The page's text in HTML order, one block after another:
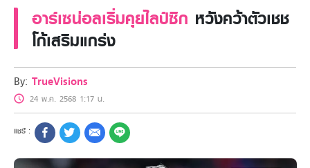
NOW Muay Thai
แพ็กเกจทรูวิชันส์นาวทั้งหมด
เคเบิลและจานดาวเทียม
สิทธิพิเศษ
สิทธิพิเศษลูกค้าทรูวิชั่นส์
Showtime
HoReCa
แพ็กเกจสำหรับผู้ประกอบการ
หาร้านร่วมรายการ
FAQs
อาร์เซน่อลเริ่มคุยไลป์ซิก หวังคว้าตัวเชช
โก้เสริมแกร่ง
By: TrueVisions
24 พ.ค. 2568 1:17 น.